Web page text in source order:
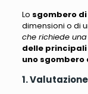
Lo sgombero
dimensioni o di
che richiede
delle
uno
1.